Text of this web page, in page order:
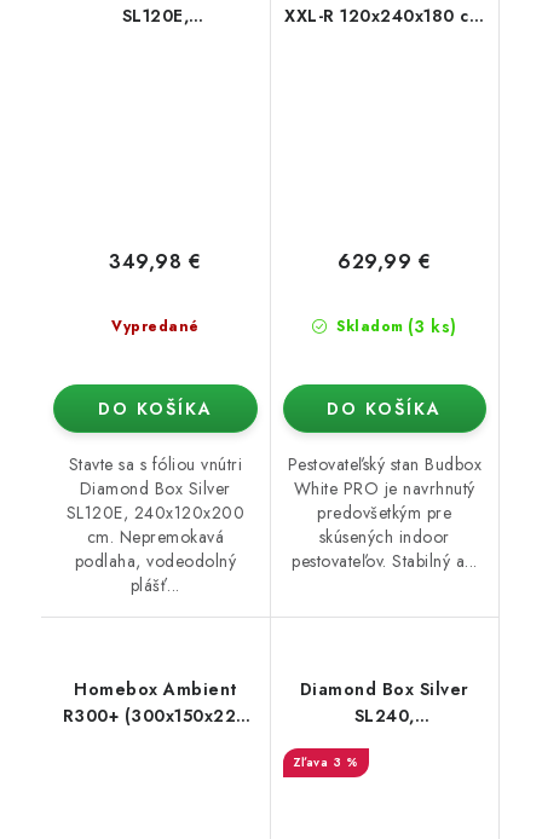
SL120E,
Vypredané
349,98 €
DO KOŠÍKA
Stavte sa s fóliou vnútri
Diamond Box Silver
SL120E, 240x120x200
cm. Nepremokavá
podlaha, vodeodolný
plášť...
XXL-R 120x240x180 cm
Skladom (3 ks)
629,99 €
DO KOŠÍKA
Pestovateľský stan Budbox
White PRO je navrhnutý
predovšetkým pre
skúsených indoor
pestovateľov. Stabilný a...
Homebox Ambient
R300+ (300x150x220
Diamond Box Silver
SL240,
240x240x200cm
3 %